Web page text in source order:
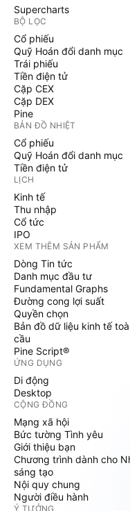
Supercharts
BỘ LỌC
Cổ phiếu
Quỹ Hoán đổi danh mục
Trái phiếu
Tiền điện tử
Cặp CEX
Cặp DEX
Pine
BẢN ĐỒ NHIỆT
Cổ phiếu
Quỹ Hoán đổi danh mục
Tiền điện tử
LỊCH
Kinh tế
Thu nhập
Cổ tức
IPO
XEM THÊM SẢN PHẨM
Dòng Tin tức
Danh mục đầu tư
Fundamental Graphs
Đường cong lợi suất
Quyền chọn
Bản đồ dữ liệu kinh tế
cầu
Pine Script®
ỨNG DỤNG
Di động
Desktop
CỘNG ĐỒNG
Mạng xã hội
Bức tường Tình yêu
Giới thiệu bạn
Chương trình dành cho
sáng tạo
Nội quy chung
Người điều hành
Ý TƯỞNG